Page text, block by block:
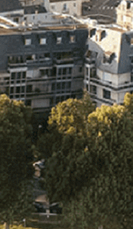
colonnes affichées
des réseaux sociaux